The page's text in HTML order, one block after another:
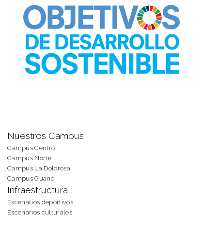
Nuestros Campus
Campus Centro
Campus Norte
Campus La Dolorosa
Campus Guano
Infraestructura
Escenarios deportivos
Escenarios culturales